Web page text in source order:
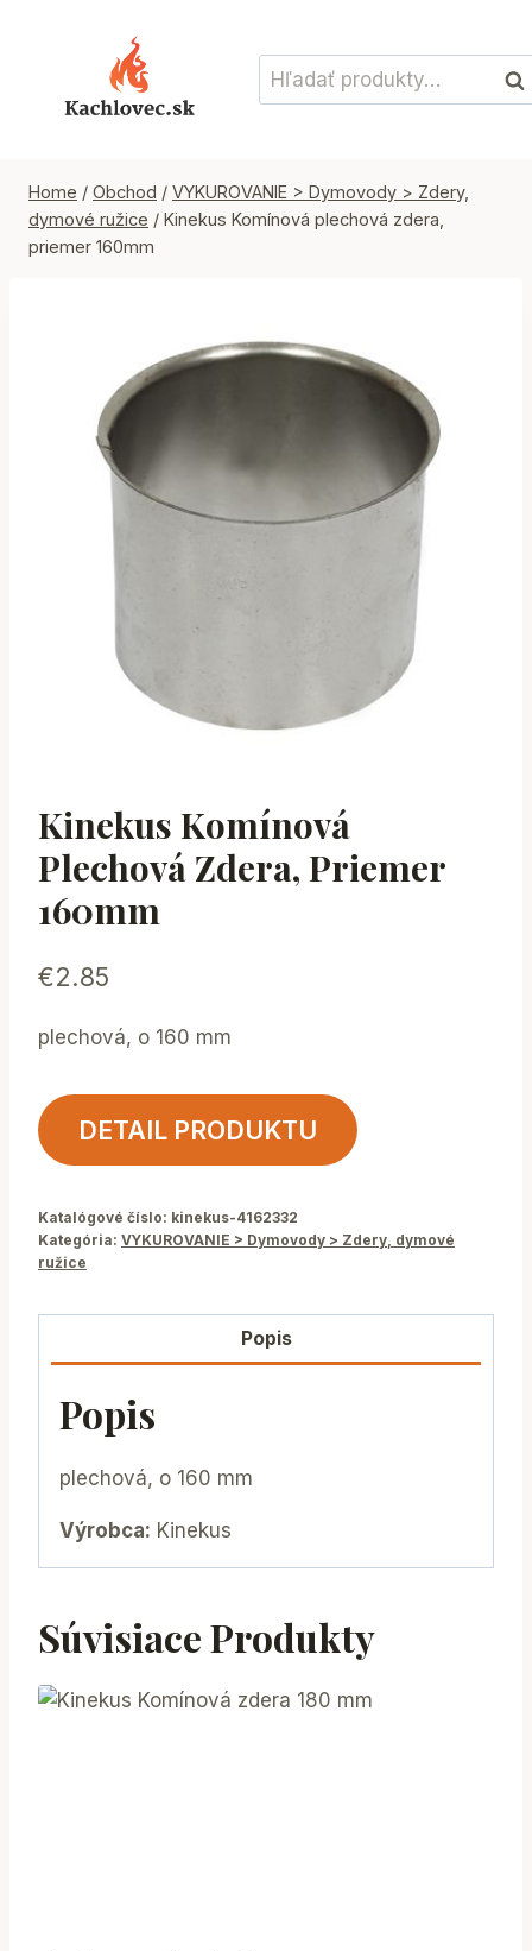
Hľadať:
Home / Obchod / VYKUROVANIE > Dymovody > Zdery,
dymové ružice / Kinekus Komínová plechová zdera,
priemer 160mm
Kinekus Komínová
Plechová Zdera, Priemer
160mm
€2.85
plechová, o 160 mm
DETAIL PRODUKTU
Katalógové číslo: kinekus-4162332
Kategória: VYKUROVANIE > Dymovody > Zdery, dymové
ružice
Popis
Popis
plechová, o 160 mm
Výrobca: Kinekus
Súvisiace Produkty